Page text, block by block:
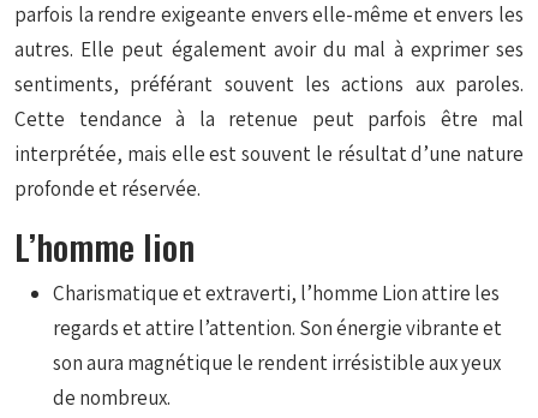
parfois la rendre exigeante envers elle-même et envers les
autres. Elle peut également avoir du mal à exprimer ses
sentiments, préférant souvent les actions aux paroles.
Cette tendance à la retenue peut parfois être mal
interprétée, mais elle est souvent le résultat d’une nature
profonde et réservée.
L’homme lion
Charismatique et extraverti, l’homme Lion attire les
regards et attire l’attention. Son énergie vibrante et
son aura magnétique le rendent irrésistible aux yeux
de nombreux.